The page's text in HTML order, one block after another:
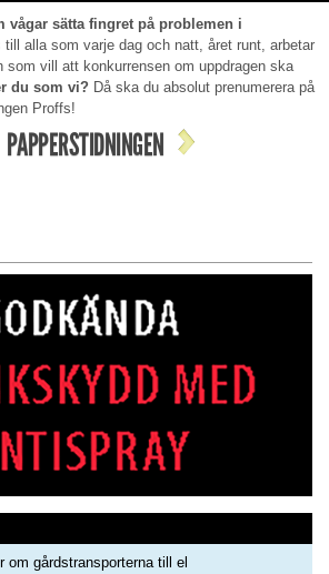
vågar sätta fingret på problemen i
alla som varje dag och natt, året runt, arbetar
som vill att konkurrensen om uppdragen ska
du som vi? Då ska du absolut prenumerera på
Proffs!
PAPPERSTIDNINGEN
om gårdstransporterna till el